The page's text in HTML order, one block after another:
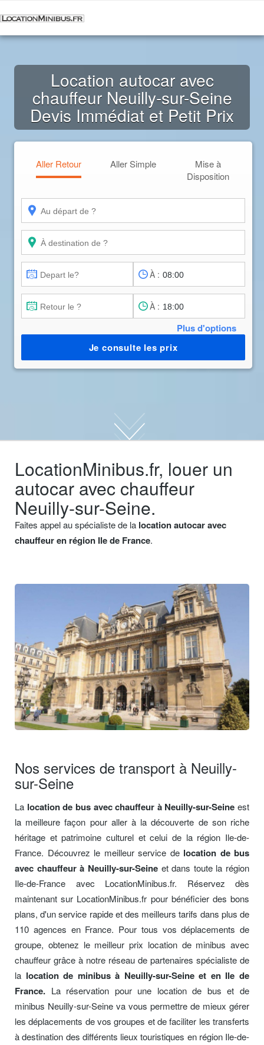
Location autocar avec
chauffeur Neuilly-sur-Seine
Devis Immédiat et Petit Prix
Aller Retour Aller Simple
Mise à
Disposition
À :
À :
Plus d'options
Je consulte les prix
LocationMinibus.fr, louer un
autocar avec chauffeur
Neuilly-sur-Seine.
Faites appel au spécialiste de la location autocar avec
chauffeur en région Ile de France.
Nos services de transport à Neuilly-
sur-Seine
La location de bus avec chauffeur à Neuilly-sur-Seine est
la meilleure façon pour aller à la découverte de son riche
héritage et patrimoine culturel et celui de la région Ile-de-
France. Découvrez le meilleur service de location de bus
avec chauffeur à Neuilly-sur-Seineet dans toute la région
Ile-de-France avec LocationMinibus.fr. Réservez dès
maintenant sur LocationMinibus.fr pour bénéficier des bons
plans, d'un service rapide et des meilleurs tarifs dans plus de
110 agences en France. Pour tous vos déplacements de
groupe, obtenez le meilleur prix location de minibus avec
chauffeur grâce à notre réseau de partenaires spécialiste de
la location de minibus à Neuilly-sur-Seine et en Ile de
France. La réservation pour une location de bus et de
minibus Neuilly-sur-Seine va vous permettre de mieux gérer
les déplacements de vos groupes et de faciliter les transferts
à destination des différents lieux touristiques en région Ile-de-